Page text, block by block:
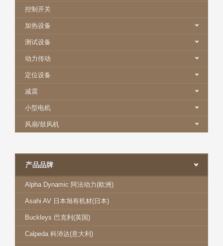
控制开关
加热设备
测试设备
动力传动
定位设备
减震
小型电机
风扇/鼓风机
产品品牌
Alpha Dynamic 阿法动力(欧洲)
Asahi AV 日本旭有机材(日本)
Buckleys 巴克利(英国)
Calpeda 科沛达(意大利)